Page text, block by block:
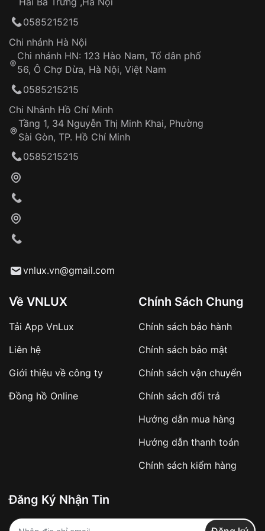
Hotline: 0585 215 215
Từ khóa SEO:
Khách hàng kiểm tra và thanh toán trực tiếp
Từ khóa SEO:
sản phẩm đặc biệt
hàng
Số tiền còn lại thanh toán khi nhận hàng hoặc
✔️ Đảm bảo xử lý đơn hàng nhanh chóng
✔️ Hạn chế tình trạng hủy đơn không mong
Từ khóa SEO:
thống VNLUX
Đảm bảo quyền lợi khách hàng
Đồng hành cùng khách hàng trong suốt quá
trình sử dụng
0585215215
Chi nhánh Hà Nội
Chi nhánh HN: 123 Hào Nam, Tổ dân phố
56, Ô Chợ Dừa, Hà Nội, Việt Nam
0585215215
Chi Nhánh Hồ Chí Minh
Tầng 1, 34 Nguyễn Thị Minh Khai, Phường
Sài Gòn, TP. Hồ Chí Minh
0585215215
vnlux.vn@gmail.com
Về VNLUX
Tải App VnLux
Liên hệ
Giới thiệu về công ty
Đồng hồ Online
Chính Sách Chung
Chính sách bảo hành
Chính sách bảo mật
Chính sách vận chuyển
Chính sách đổi trả
Hướng dẫn mua hàng
Hướng dẫn thanh toán
Chính sách kiểm hàng
Đăng Ký Nhận Tin